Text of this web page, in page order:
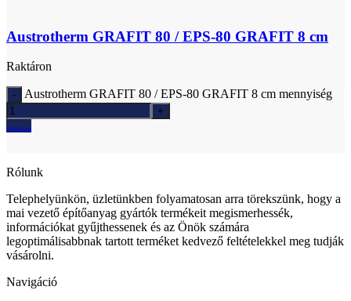
Austrotherm GRAFIT 80 / EPS-80 GRAFIT 8 cm
Raktáron
Austrotherm GRAFIT 80 / EPS-80 GRAFIT 8 cm mennyiség
Ajánlatkérés
Rólunk
Telephelyünkön, üzletünkben folyamatosan arra törekszünk, hogy a
mai vezető építőanyag gyártók termékeit megismerhessék,
információkat gyűjthessenek és az Önök számára
legoptimálisabbnak tartott terméket kedvező feltételekkel meg tudják
vásárolni.
Navigáció